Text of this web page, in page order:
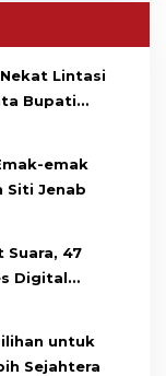
Lintasi
Bupati
emak
Siti Jenab
Suara, 47
Digital
untuk
Sejahtera